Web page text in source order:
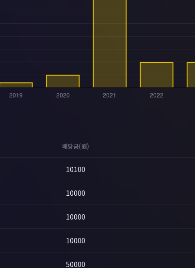
배당금(원)
10100
10000
10000
10000
50000